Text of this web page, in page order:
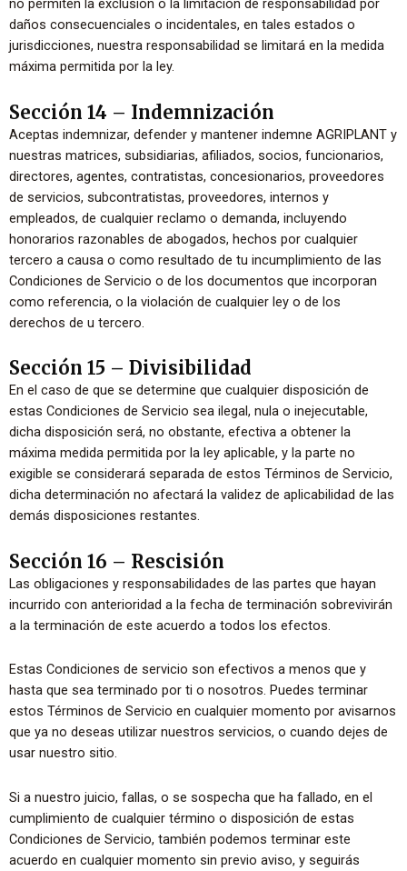
no permiten la exclusión o la limitación de responsabilidad por
daños consecuenciales o incidentales, en tales estados o
jurisdicciones, nuestra responsabilidad se limitará en la medida
máxima permitida por la ley.
Sección 14 – Indemnización
Aceptas indemnizar, defender y mantener indemne AGRIPLANT y
nuestras matrices, subsidiarias, afiliados, socios, funcionarios,
directores, agentes, contratistas, concesionarios, proveedores
de servicios, subcontratistas, proveedores, internos y
empleados, de cualquier reclamo o demanda, incluyendo
honorarios razonables de abogados, hechos por cualquier
tercero a causa o como resultado de tu incumplimiento de las
Condiciones de Servicio o de los documentos que incorporan
como referencia, o la violación de cualquier ley o de los
derechos de u tercero.
Sección 15 – Divisibilidad
En el caso de que se determine que cualquier disposición de
estas Condiciones de Servicio sea ilegal, nula o inejecutable,
dicha disposición será, no obstante, efectiva a obtener la
máxima medida permitida por la ley aplicable, y la parte no
exigible se considerará separada de estos Términos de Servicio,
dicha determinación no afectará la validez de aplicabilidad de las
demás disposiciones restantes.
Sección 16 – Rescisión
Las obligaciones y responsabilidades de las partes que hayan
incurrido con anterioridad a la fecha de terminación sobrevivirán
a la terminación de este acuerdo a todos los efectos.
Estas Condiciones de servicio son efectivos a menos que y
hasta que sea terminado por ti o nosotros. Puedes terminar
estos Términos de Servicio en cualquier momento por avisarnos
que ya no deseas utilizar nuestros servicios, o cuando dejes de
usar nuestro sitio.
Si a nuestro juicio, fallas, o se sospecha que ha fallado, en el
cumplimiento de cualquier término o disposición de estas
Condiciones de Servicio, también podemos terminar este
acuerdo en cualquier momento sin previo aviso, y seguirás